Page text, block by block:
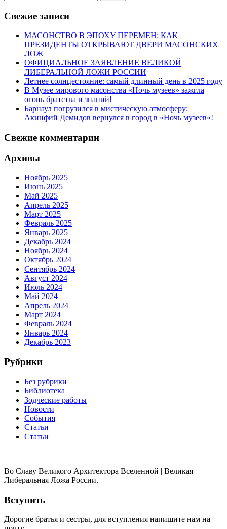
Свежие записи
МАСОНСТВО В ЭПОХУ ПЕРЕМЕН: КАК
ПРЕЗИДЕНТЫ ОТКРЫВАЮТ ДВЕРИ МАСОНСКИХ
ЛОЖ
ОФИЦИАЛЬНОЕ ЗАЯВЛЕНИЕ ВЕЛИКОЙ
ЛИБЕРАЛЬНОЙ ЛОЖИ РОССИИ
Летнее солнцестояние: самый длинный день в 2025 году
В Музее мирового масонства «Ночь музеев» зажгла
огонь братства и знаний!
Барнаул погрузился в мистическую атмосферу:
Акинфий Демидов вернулся в город в «Ночь музеев»!
Свежие комментарии
Архивы
Ноябрь 2025
Июнь 2025
Май 2025
Апрель 2025
Март 2025
Февраль 2025
Январь 2025
Декабрь 2024
Ноябрь 2024
Октябрь 2024
Сентябрь 2024
Август 2024
Июль 2024
Май 2024
Апрель 2024
Март 2024
Февраль 2024
Январь 2024
Декабрь 2023
Рубрики
Без рубрики
Библиотека
Зодческие работы
Новости
События
Статьи
Статьи
Во Славу Великого Архитектора Вселенной | Великая
Либеральная Ложа России.
Вступить
Дорогие братья и сестры, для вступления напишите нам на